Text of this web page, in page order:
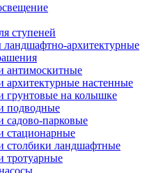
ступеней
архитектурные
антимоскитные
архитектурные настенные
грунтовые на колышке
подводные
садово-парковые
стационарные
столбики ландшафтные
тротуарные